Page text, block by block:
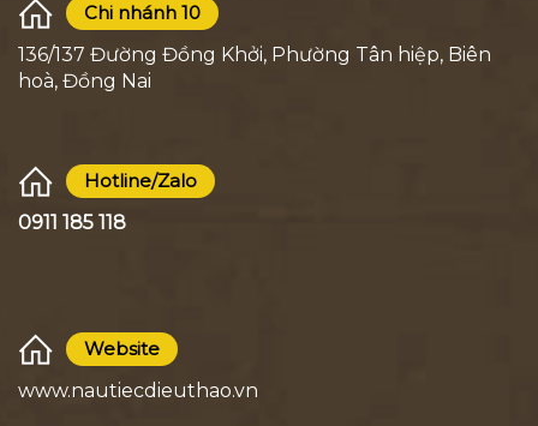
Chi nhánh 10
136/137 Đường Đồng Khởi, Phường Tân hiệp, Biên
hoà, Đồng Nai
Hotline/Zalo
0911 185 118
Website
www.nautiecdieuthao.vn